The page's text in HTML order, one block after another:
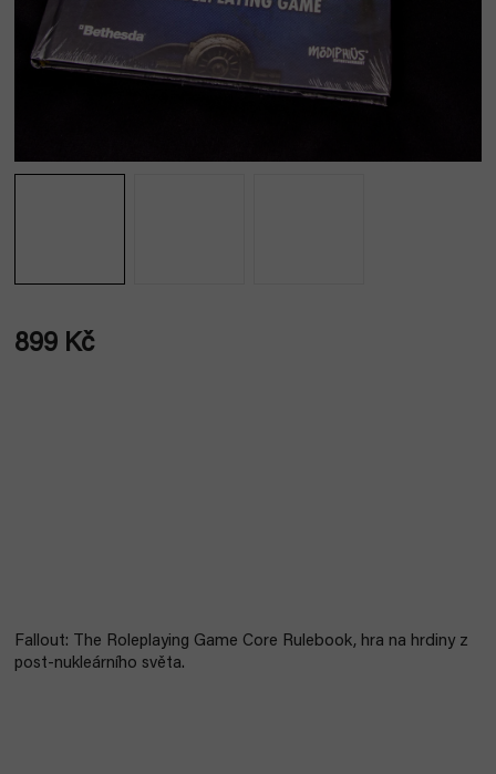
899 Kč
Fallout: The Roleplaying Game Core Rulebook, hra na hrdiny z
post-nukleárního světa.